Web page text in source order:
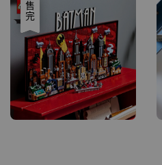
優惠
售完